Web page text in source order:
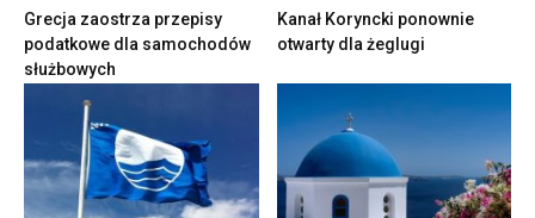
Grecja zaostrza przepisy
podatkowe dla samochodów
służbowych
Kanał Koryncki ponownie
otwarty dla żeglugi